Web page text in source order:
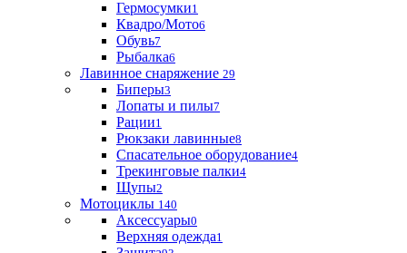
Гермосумки1
Квадро/Мото6
Обувь7
Рыбалка6
Лавинное снаряжение 29
Биперы3
Лопаты и пилы7
Рации1
Рюкзаки лавинные8
Спасательное оборудование4
Трекинговые палки4
Щупы2
Мотоциклы 140
Аксессуары0
Верхняя одежда1